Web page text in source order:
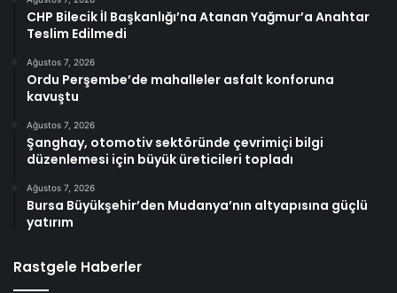
CHP Bilecik İl Başkanlığı’na Atanan Yağmur’a Anahtar
Teslim Edilmedi
Ağustos 7, 2026
Ordu Perşembe’de mahalleler asfalt konforuna
kavuştu
Ağustos 7, 2026
Şanghay, otomotiv sektöründe çevrimiçi bilgi
düzenlemesi için büyük üreticileri topladı
Ağustos 7, 2026
Bursa Büyükşehir’den Mudanya’nın altyapısına güçlü
yatırım
Rastgele Haberler